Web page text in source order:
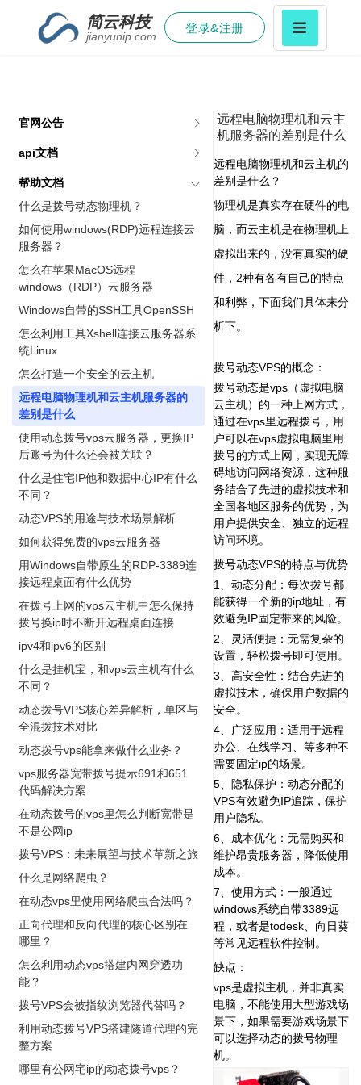
简云科技
jianyunip.com
登录&注册
官网公告
api文档
帮助文档
什么是拨号动态物理机？
如何使用windows(RDP)远程连接云
服务器？
怎么在苹果MacOS远程
windows（RDP）云服务器
Windows自带的SSH工具OpenSSH
怎么利用工具Xshell连接云服务器系
统Linux
怎么打造一个安全的云主机
远程电脑物理机和云主机服务器的
差别是什么
使用动态拨号vps云服务器，更换IP
后账号为什么还会被关联？
什么是住宅IP他和数据中心IP有什么
不同？
动态VPS的用途与技术场景解析
如何获得免费的vps云服务器
用Windows自带原生的RDP-3389连
接远程桌面有什么优势
在拨号上网的vps云主机中怎么保持
拨号换ip时不断开远程桌面连接
ipv4和ipv6的区别
什么是挂机宝，和vps云主机有什么
不同？
动态拨号VPS核心差异解析，单区与
全混拨技术对比
动态拨号vps能拿来做什么业务？
vps服务器宽带拨号提示691和651
代码解决方案
在动态拨号的vps里怎么判断宽带是
不是公网ip
拨号VPS：未来展望与技术革新之旅
什么是网络爬虫？
在动态vps里使用网络爬虫合法吗？
正向代理和反向代理的核心区别在
哪里？
怎么利用动态vps搭建内网穿透功
能？
拨号VPS会被指纹浏览器代替吗？
利用动态拨号VPS搭建隧道代理的完
整方案
哪里有公网宅ip的动态拨号vps？
远程电脑物理机和云主
机服务器的差别是什么
远程电脑物理机和云主机的
差别是什么？
物理机是真实存在硬件的电
脑，而云主机是在物理机上
虚拟出来的，没有真实的硬
件，2种有各有自己的特点
和利弊，下面我们具体来分
析下。
拨号动态VPS的概念：
拨号动态是vps（虚拟电脑
云主机）的一种上网方式，
通过在vps里远程拨号，用
户可以在vps虚拟电脑里用
拨号的方式上网，实现无障
碍地访问网络资源，这种服
务结合了先进的虚拟技术和
全国各地区服务的优势，为
用户提供安全、独立的远程
访问环境。
拨号动态VPS的特点与优势
1、动态分配：每次拨号都
能获得一个新的ip地址，有
效避免IP固定带来的风险。
2、灵活便捷：无需复杂的
设置，轻松拨号即可使用。
3、高安全性：结合先进的
虚拟技术，确保用户数据的
安全。
4、广泛应用：适用于远程
办公、在线学习、等多种不
需要固定ip的场景。
5、隐私保护：动态分配的
VPS有效避免IP追踪，保护
用户隐私。
6、成本优化：无需购买和
维护昂贵服务器，降低使用
成本。
7、使用方式：一般通过
windows系统自带3389远
程，或者是todesk、向日葵
等常见远程软件控制。
缺点：
vps是虚拟主机，并非真实
电脑，不能使用大型游戏场
景下，如果需要游戏场景下
可以选择动态的拨号物理
机。